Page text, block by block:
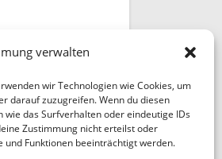
verwalten
wir Technologien wie Cookies, um
darauf zuzugreifen. Wenn du diesen
das Surfverhalten oder eindeutige IDs
Zustimmung nicht erteilst oder
Funktionen beeinträchtigt werden.